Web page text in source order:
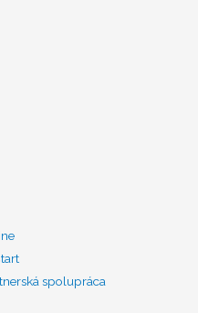
spolupráca